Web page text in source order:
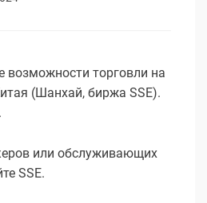
возможности торговли на
(Шанхай, биржа SSE).
или обслуживающих
SSE.